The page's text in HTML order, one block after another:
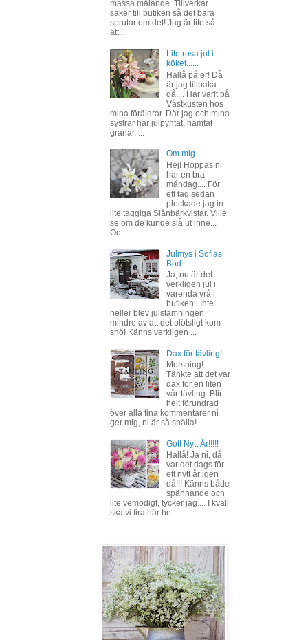
massa målande. Tillverkar
saker till butiken så det bara
sprutar om det! Jag är lite så
att...
Lite rosa jul i
köket......
Hallå på er! Då
är jag tillbaka
då.... Har varit på
Västkusten hos
mina föräldrar. Där jag och mina
systrar har julpyntat, hämtat
granar, ...
Om mig......
Hej! Hoppas ni
har en bra
måndag.... För
ett tag sedan
plockade jag in
lite taggiga Slånbärkvistar. Ville
se om de kunde slå ut inne...
Oc...
Julmys i Sofias
Bod...
Ja, nu är det
verkligen jul i
varenda vrå i
butiken.. Inte
heller blev julstämningen
mindre av att det plötsligt kom
snö! Känns verkligen ...
Dax för tävling!
Morsning!
Tänkte att det var
dax för en liten
vår-tävling. Blir
helt förundrad
över alla fina kommentarer ni
ger mig, ni är så snälla!...
Gott Nytt År!!!!!
Hallå! Ja ni, då
var det dags för
ett nytt år igen
då!!! Känns både
spännande och
lite vemodigt, tycker jag.... I kväll
ska vi fira här he...